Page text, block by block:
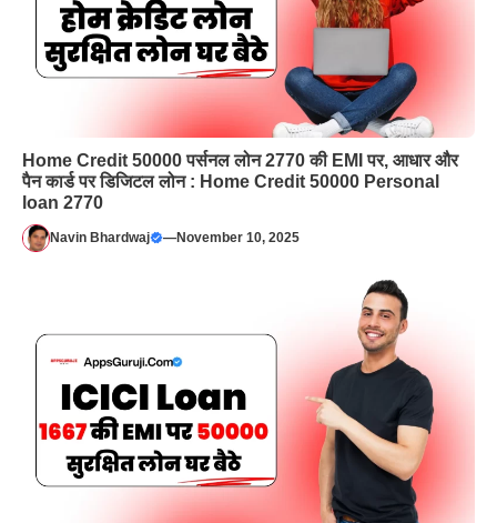
Home Credit 50000 पर्सनल लोन 2770 की EMI पर, आधार और
पैन कार्ड पर डिजिटल लोन : Home Credit 50000 Personal
loan 2770
Navin Bhardwaj —November 10, 2025